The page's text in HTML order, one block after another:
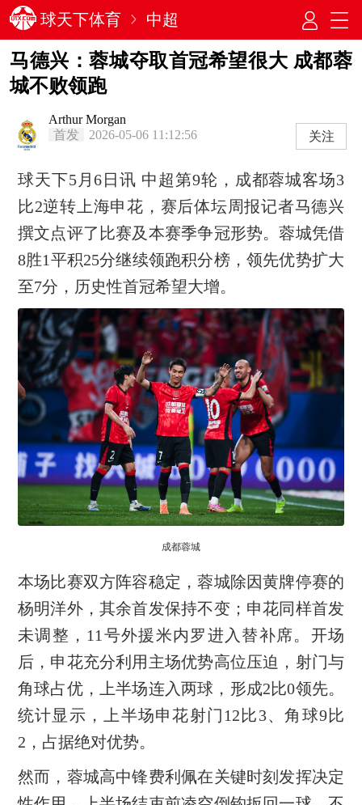
球天下体育 中超
马德兴：蓉城夺取首冠希望很大 成都蓉
城不败领跑
Arthur Morgan
首发
2026-05-06 11:12:56 关注
球天下5月6日讯 中超第9轮，成都蓉城客场3
比2逆转上海申花，赛后体坛周报记者马德兴
撰文点评了比赛及本赛季争冠形势。蓉城凭借
8胜1平积25分继续领跑积分榜，领先优势扩大
至7分，历史性首冠希望大增。
成都蓉城
本场比赛双方阵容稳定，蓉城除因黄牌停赛的
杨明洋外，其余首发保持不变；申花同样首发
未调整，11号外援米内罗进入替补席。开场
后，申花充分利用主场优势高位压迫，射门与
角球占优，上半场连入两球，形成2比0领先。
统计显示，上半场申花射门12比3、角球9比
2，占据绝对优势。
然而，蓉城高中锋费利佩在关键时刻发挥决定